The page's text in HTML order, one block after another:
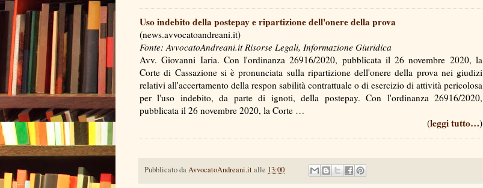
Uso indebito della postepay e ripartizione dell'onere della prova
(news.avvocatoandreani.it)
Fonte: AvvocatoAndreani.it Risorse Legali, Informazione Giuridica
Avv. Giovanni Iaria. Con l'ordinanza 26916/2020, pubblicata il 26 novembre 2020, la
Corte di Cassazione si è pronunciata sulla ripartizione dell'onere della prova nei giudizi
relativi all'accertamento della respon sabilità contrattuale o di esercizio di attività pericolosa
per l'uso indebito, da parte di ignoti, della postepay. Con l'ordinanza 26916/2020,
pubblicata il 26 novembre 2020, la Corte …
(leggi tutto…)
Pubblicato daAvvocatoAndreani.italle 13:00